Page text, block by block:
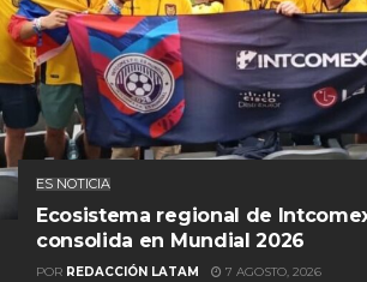
ES NOTICIA
Ecosistema regional de
consolida en Mundial 2026
POR REDACCIÓN LATAM 7 AGOSTO, 2026